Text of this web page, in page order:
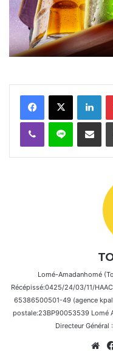
FacebookX
Viber Ligne Partager
Lomé-Amadanhomé
Récépissé:0425/24/03/11/
65386500501-49 (agence
postale:23BP90053539 Lomé
Directeur Général